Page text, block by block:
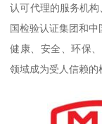
认可代理的服务机
国检验认证集团和
健康、安全、环保
领域成为受人信赖的